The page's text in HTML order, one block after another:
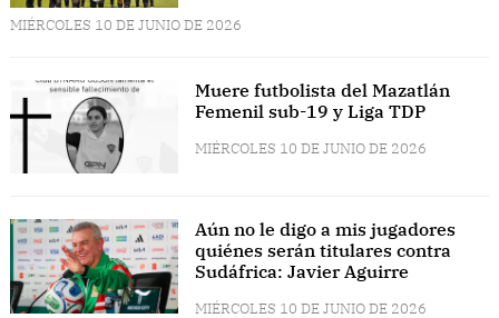
MIÉRCOLES 10 DE JUNIO DE 2026
Muere futbolista del Mazatlán
Femenil sub-19 y Liga TDP
MIÉRCOLES 10 DE JUNIO DE 2026
Aún no le digo a mis jugadores
quiénes serán titulares contra
Sudáfrica: Javier Aguirre
MIÉRCOLES 10 DE JUNIO DE 2026